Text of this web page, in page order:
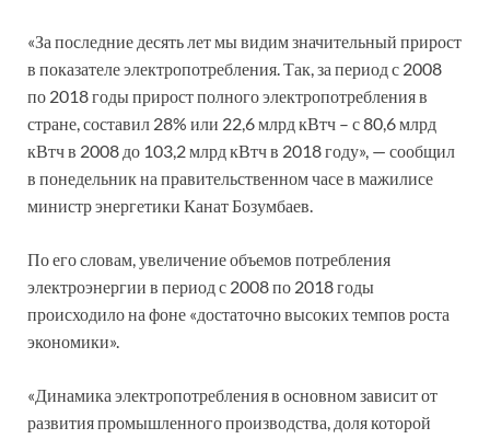
«За последние десять лет мы видим значительный прирост
в показателе электропотребления. Так, за период с 2008
по 2018 годы прирост полного электропотребления в
стране, составил 28% или 22,6 млрд кВтч – с 80,6 млрд
кВтч в 2008 до 103,2 млрд кВтч в 2018 году», — сообщил
в понедельник на правительственном часе в мажилисе
министр энергетики Канат Бозумбаев.
По его словам, увеличение объемов потребления
электроэнергии в период с 2008 по 2018 годы
происходило на фоне «достаточно высоких темпов роста
экономики».
«Динамика электропотребления в основном зависит от
развития промышленного производства, доля которой